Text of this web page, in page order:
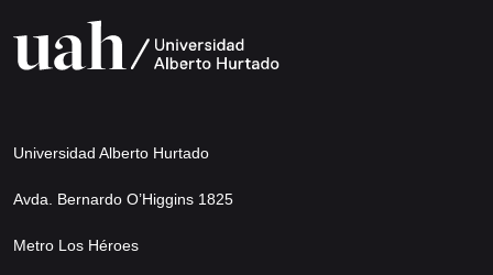
Universidad Alberto Hurtado
Avda. Bernardo O’Higgins 1825
Metro Los Héroes